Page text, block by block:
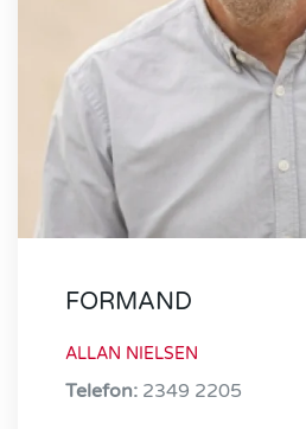
FORMAND
ALLAN NIELSEN
Telefon: 2349 2205